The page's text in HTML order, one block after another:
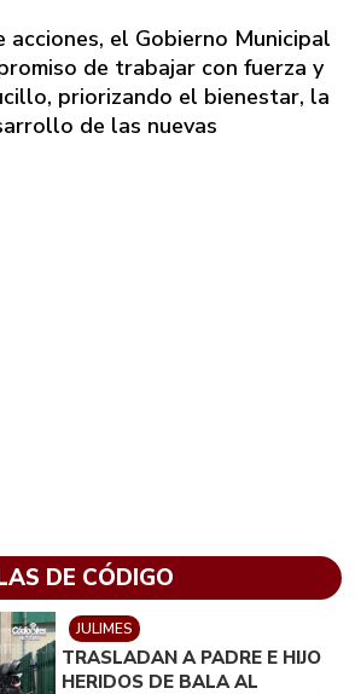
acciones, el Gobierno Municipal
de trabajar con fuerza y
priorizando el bienestar, la
de las nuevas
DE CÓDIGO
JULIMES
TRASLADAN A PADRE E HIJO
HERIDOS DE BALA AL